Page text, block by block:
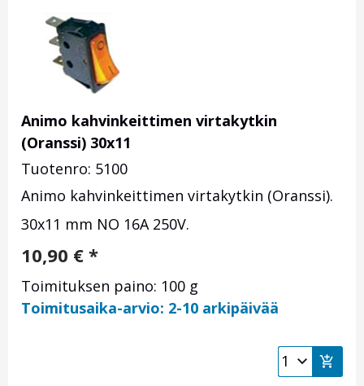
Animo kahvinkeittimen virtakytkin
(Oranssi) 30x11
Tuotenro: 5100
Animo kahvinkeittimen virtakytkin (Oranssi).
30x11 mm NO 16A 250V.
10,90 € *
Toimituksen paino: 100 g
Toimitusaika-arvio: 2-10 arkipäivää